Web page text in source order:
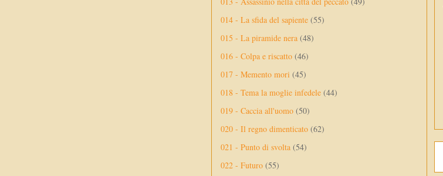
014 - La sfida del sapiente (55)
015 - La piramide nera (48)
016 - Colpa e riscatto (46)
017 - Memento mori (45)
018 - Tema la moglie infedele (44)
019 - Caccia all'uomo (50)
020 - Il regno dimenticato (62)
021 - Punto di svolta (54)
022 - Futuro (55)